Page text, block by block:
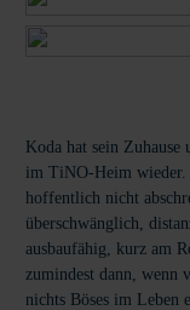
Koda hat sein
im TiNO-Heim wieder.
hoffentlich nicht
überschwänglich,
ausbaufähig, kurz am
zumindest dann, wenn
nichts Böses im Leben